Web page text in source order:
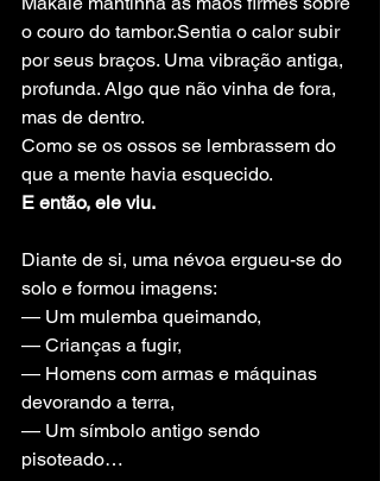
o couro do tambor.Sentia o calor subir
por seus braços. Uma vibração antiga,
profunda. Algo que não vinha de fora,
mas de dentro.
Como se os ossos se lembrassem do
que a mente havia esquecido.
E então, ele viu.
Diante de si, uma névoa ergueu-se do
solo e formou imagens:
— Um mulemba queimando,
— Crianças a fugir,
— Homens com armas e máquinas
devorando a terra,
— Um símbolo antigo sendo
pisoteado…